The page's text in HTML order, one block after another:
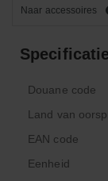
Naar accessoires
Douane code
Land van
EAN code
Eenheid